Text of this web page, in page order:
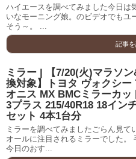
ハイエースを調べてみました今日は
いなモーニング娘。のビデオでもユ
そう～。 ...
記事
ミラー | 【7/20(火)マラソ
換対象】トヨタ ヴォクシー
オニス MX BMCミラーカ
3プラス 215/40R18 18イン
セット 4本1台分
ミラーを調べてみましたごらん見て
オールに注目されるミラーでした。
今日のおす...